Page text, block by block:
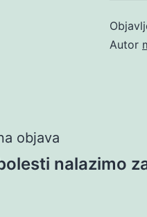
Autor
objava
nalazimo